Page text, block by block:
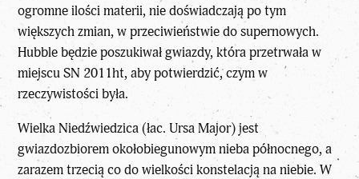
ogromne ilości materii, nie doświadczają po tym
większych zmian, w przeciwieństwie do supernowych.
Hubble będzie poszukiwał gwiazdy, która przetrwała w
miejscu SN 2011ht, aby potwierdzić, czym w
rzeczywistości była.
Wielka Niedźwiedzica (łac. Ursa Major) jest
gwiazdozbiorem okołobiegunowym nieba północnego, a
zarazem trzecią co do wielkości konstelacją na niebie. W